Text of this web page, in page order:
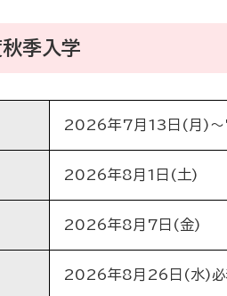
季入学
2026年7月13日(月)～
2026年8月1日(土)
2026年8月7日(金)
2026年8月26日(水)必